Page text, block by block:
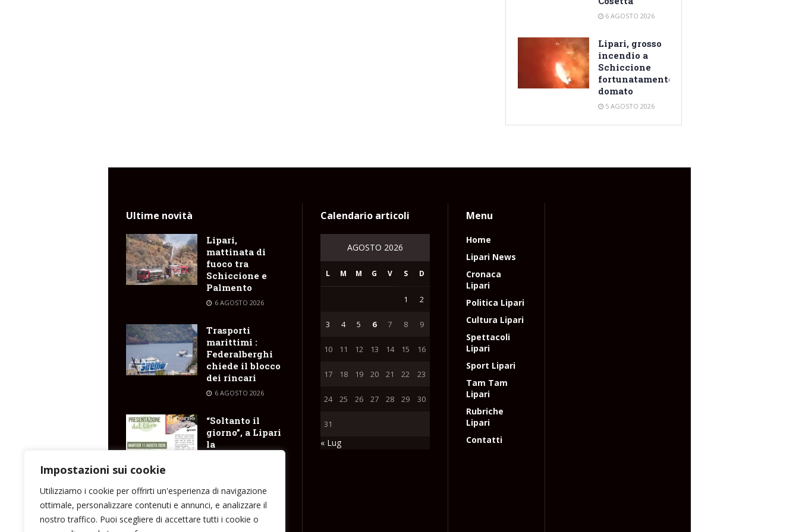
Impostazioni sui cookie
Utilizziamo i cookie per offrirti un'esperienza di navigazione
ottimale, personalizzare contenuti e annunci, e analizzare il
nostro traffico. Puoi scegliere di accettare tutti i cookie o
6 AGOSTO 2026
Lipari, grosso
incendio a
Schiccione
fortunatamente
domato
5 AGOSTO 2026
Ultime novità
Lipari,
mattinata di
fuoco tra
Schiccione e
Palmento
6 AGOSTO 2026
Trasporti
marittimi :
Federalberghi
chiede il blocco
dei rincari
6 AGOSTO 2026
“Soltanto il
giorno”, a Lipari
la
6 AGOSTO 2026
Calendario articoli
AGOSTO 2026
L M M G V S D
1 2
3 4 5 6 7 8 9
10 11 12 13 14 15 16
17 18 19 20 21 22 23
24 25 26 27 28 29 30
31
« Lug
Menu
Home
Lipari News
Cronaca
Lipari
Politica Lipari
Cultura Lipari
Spettacoli
Lipari
Sport Lipari
Tam Tam
Lipari
Rubriche
Lipari
Contatti